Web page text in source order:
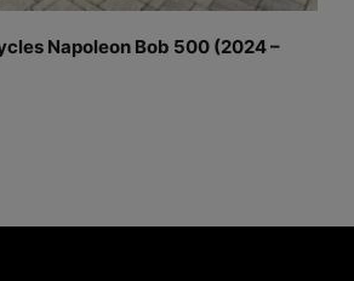
Napoleon Bob 500 (2024 –